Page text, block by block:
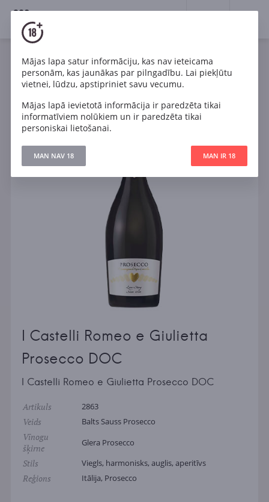
18+
Dzirkstošais Balts Sauss
Itālija
I Castelli Romeo e Giulietta Prosecco DOC
I Castelli Romeo e Giulietta
Prosecco DOC
I Castelli Romeo e Giulietta Prosecco DOC
Artikuls 2863
Veids Balts Sauss Prosecco
Vīnogu
šķirne
Glera Prosecco
Stils Viegls, harmonisks, auglis, aperitīvs
Reģions Itālija, Prosecco
Mājas lapa satur informāciju, kas nav ieteicama
personām, kas jaunākas par pilngadību. Lai piekļūtu
vietnei, lūdzu, apstipriniet savu vecumu.
Mājas lapā ievietotā informācija ir paredzēta tikai
informatīviem nolūkiem un ir paredzēta tikai
personiskai lietošanai.
MAN NAV 18 MAN IR 18